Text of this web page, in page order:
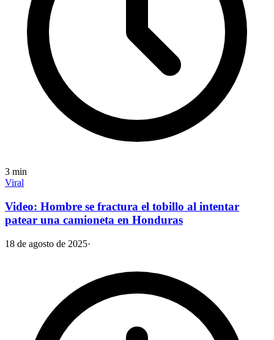
3 min
Viral
Video: Hombre se fractura el tobillo al intentar
patear una camioneta en Honduras
18 de agosto de 2025·